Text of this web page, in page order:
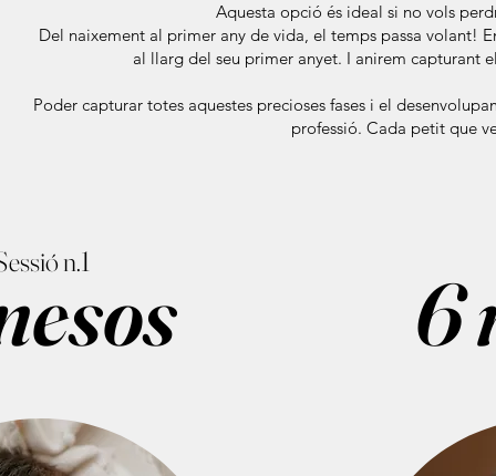
Aquesta opció és ideal si no vols
Del naixement al primer any de vida, el temps passa volant!
al llarg del seu primer anyet. I anirem capturant
Poder capturar totes aquestes precioses fases i el
professió. Cada petit que
n.1 6